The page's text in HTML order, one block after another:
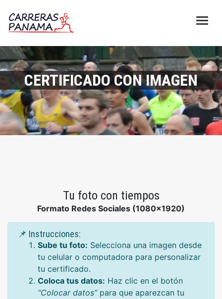
CERTIFICADO CON IMAGEN
Tu foto con tiempos
Formato Redes Sociales (1080x1920)
📌 Instrucciones:
Sube tu foto: Selecciona una imagen desde
tu celular o computadora para personalizar
tu certificado.
Coloca tus datos: Haz clic en el botón
“Colocar datos”para que aparezcan tu